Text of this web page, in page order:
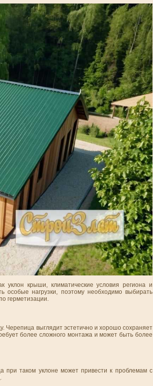
уклон крыши, климатические условия региона и
особые нагрузки, поэтому необходимо выбирать
герметизации.
Черепица выглядит эстетично и хорошо сохраняет
более сложного монтажа и может быть более
при таком уклоне может привести к проблемам с